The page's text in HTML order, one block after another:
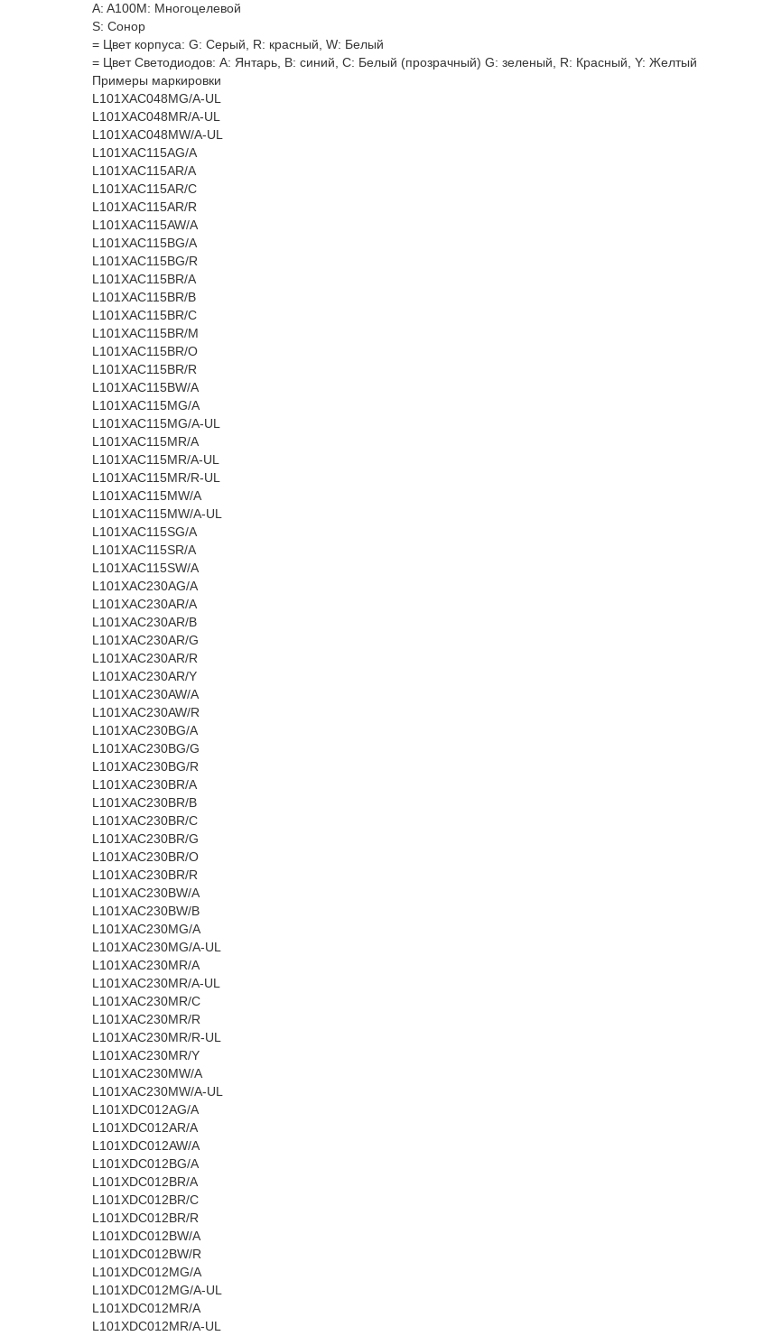
A: A100М: Многоцелевой
S: Сонор
= Цвет корпуса: G: Серый, R: красный, W: Белый
= Цвет Светодиодов: А: Янтарь, В: синий, C: Белый (прозрачный) G: зеленый, R: Красный, Y: Желтый
Примеры маркировки
L101XAC048MG/A-UL
L101XAC048MR/A-UL
L101XAC048MW/A-UL
L101XAC115AG/A
L101XAC115AR/A
L101XAC115AR/C
L101XAC115AR/R
L101XAC115AW/A
L101XAC115BG/A
L101XAC115BG/R
L101XAC115BR/A
L101XAC115BR/B
L101XAC115BR/C
L101XAC115BR/M
L101XAC115BR/O
L101XAC115BR/R
L101XAC115BW/A
L101XAC115MG/A
L101XAC115MG/A-UL
L101XAC115MR/A
L101XAC115MR/A-UL
L101XAC115MR/R-UL
L101XAC115MW/A
L101XAC115MW/A-UL
L101XAC115SG/A
L101XAC115SR/A
L101XAC115SW/A
L101XAC230AG/A
L101XAC230AR/A
L101XAC230AR/B
L101XAC230AR/G
L101XAC230AR/R
L101XAC230AR/Y
L101XAC230AW/A
L101XAC230AW/R
L101XAC230BG/A
L101XAC230BG/G
L101XAC230BG/R
L101XAC230BR/A
L101XAC230BR/B
L101XAC230BR/C
L101XAC230BR/G
L101XAC230BR/O
L101XAC230BR/R
L101XAC230BW/A
L101XAC230BW/B
L101XAC230MG/A
L101XAC230MG/A-UL
L101XAC230MR/A
L101XAC230MR/A-UL
L101XAC230MR/C
L101XAC230MR/R
L101XAC230MR/R-UL
L101XAC230MR/Y
L101XAC230MW/A
L101XAC230MW/A-UL
L101XDC012AG/A
L101XDC012AR/A
L101XDC012AW/A
L101XDC012BG/A
L101XDC012BR/A
L101XDC012BR/C
L101XDC012BR/R
L101XDC012BW/A
L101XDC012BW/R
L101XDC012MG/A
L101XDC012MG/A-UL
L101XDC012MR/A
L101XDC012MR/A-UL